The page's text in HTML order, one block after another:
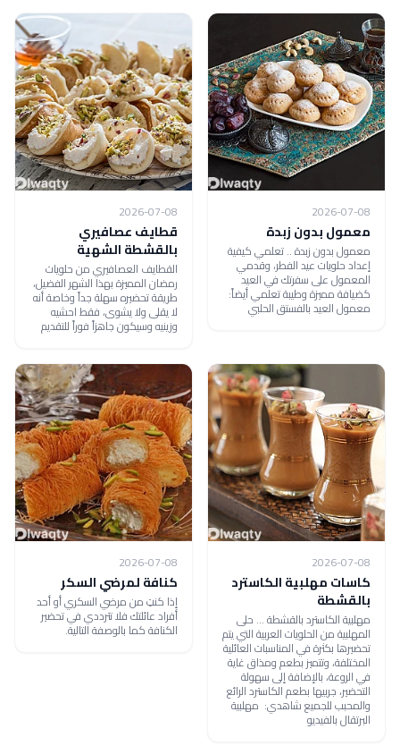
2026-07-08
معمول بدون زبدة
معمول بدون زبدة .. تعلمي كيفية
إعداد حلويات عيد الفطر، وقدمي
المعمول على سفرتك في العيد
كضيافة مميزة وطيبة تعلمي أيضاً:
معمول العيد بالفستق الحلبي
2026-07-08
قطايف عصافيري
بالقشطة الشهية
القطايف العصافيري من حلويات
رمضان المميزة بهذا الشهر الفضيل،
طريقة تحضيره سهلة جداً وخاصة أنه
لا يقلى ولا يشوى، فقط احشيه
وزينيه وسيكون جاهزاً فوراً للتقديم
2026-07-08
كاسات مهلبية الكاسترد
بالقشطة
مهلبية الكاسترد بالقشطة ... حلى
المهلبية من الحلويات العربية التي يتم
تحضيرها بكثرة في المناسبات العائلية
المختلفة، وتتميز بطعم ومذاق غاية
في الروعة، بالإضافة إلى سهولة
التحضير، جربيها بطعم الكاسترد الرائع
والمحبب للجميع شاهدي: مهلبية
البرتقال بالفيديو
2026-07-08
كنافة لمرضي السكر
إذا كنتِ من مرضي السكري أو أحد
أفراد عائلتك فلا تترددي في تحضير
الكنافة كما بالوصفة التالية.